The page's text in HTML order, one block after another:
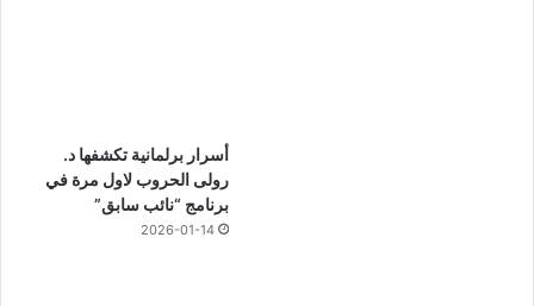
أسرار برلمانية تكشفها د.
رولى الحروب لاول مرة في
برنامج “نائب سابق”
2026-01-14